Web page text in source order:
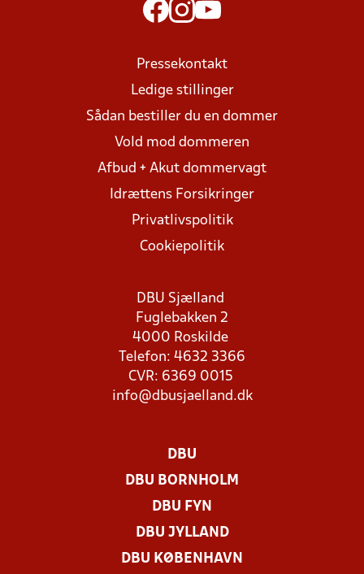
Pressekontakt
Ledige stillinger
Sådan bestiller du en dommer
Vold mod dommeren
Afbud + Akut dommervagt
Idrættens Forsikringer
Privatlivspolitik
Cookiepolitik
DBU Sjælland
Fuglebakken 2
4000 Roskilde
Telefon: 4632 3366
CVR: 6369 0015
info@dbusjaelland.dk
DBU
DBU BORNHOLM
DBU FYN
DBU JYLLAND
DBU KØBENHAVN